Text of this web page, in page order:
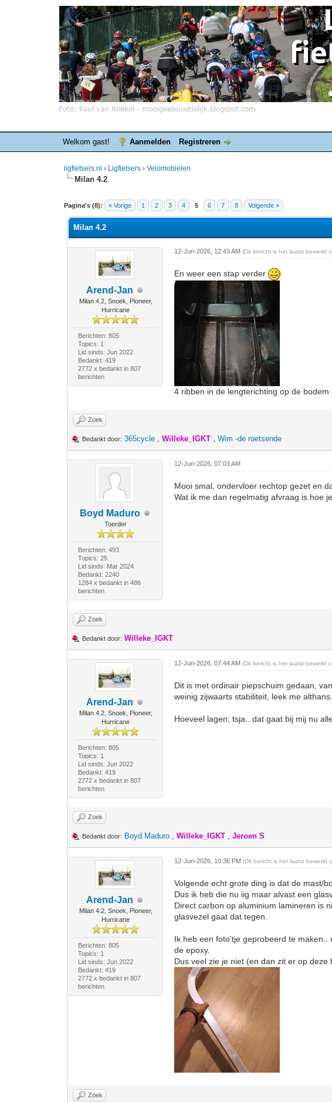
Welkom gast! Aanmelden Registreren
ligfietsers.nl › Ligfietsers ›Velomobielen
Milan 4.2
Pagina's (8): « Vorige 1 2 3 4 5 6 7 8 Volgende »
0 stemmen - gemiddelde waardering is 0
1
2
3
4
5
Milan 4.2
Arend-Jan
Milan 4.2, Snoek, Pioneer,
Hurricane
Berichten: 805
Topics: 1
Lid sinds: Jun 2022
Bedankt: 419
2772 x bedankt in 807
berichten
12-Jun-2026, 12:43 AM(Dit bericht is het laatst bewerkt
En weer een stap verder
4 ribben in de lengterichting op de bodem
Zoek
Bedankt door: 365cycle ,Willeke_IGKT ,Wim -de roetsende
Boyd Maduro
Toerder
Berichten: 493
Topics: 25
Lid sinds: Mar 2024
Bedankt: 2240
1284 x bedankt in 486
berichten
12-Jun-2026, 07:03 AM
Mooi smal, ondervloer rechtop gezet en
Wat ik me dan regelmatig afvraag is hoe
Zoek
Bedankt door: Willeke_IGKT
Arend-Jan
Milan 4.2, Snoek, Pioneer,
Hurricane
Berichten: 805
Topics: 1
Lid sinds: Jun 2022
Bedankt: 419
2772 x bedankt in 807
berichten
12-Jun-2026, 07:44 AM(Dit bericht is het laatst bewerkt
Dit is met ordinair piepschuim gedaan,
weinig zijwaarts stabiliteit, leek me althans.
Hoeveel lagen; tsja.. dat gaat bij mij nu
Zoek
Bedankt door: Boyd Maduro ,Willeke_IGKT ,Jeroen S
Arend-Jan
Milan 4.2, Snoek, Pioneer,
Hurricane
Berichten: 805
Topics: 1
Lid sinds: Jun 2022
Bedankt: 419
2772 x bedankt in 807
berichten
12-Jun-2026, 10:36 PM(Dit bericht is het laatst bewerkt
Volgende echt grote ding is dat de mast/
Dus ik heb die nu iig maar alvast een
Direct carbon op aluminium lamineren is
glasvezel gaat dat tegen.
Ik heb een foto'tje geprobeerd te
de epoxy.
Dus veel zie je niet (en dan zit er op
Zoek